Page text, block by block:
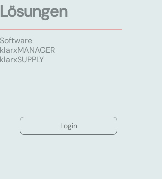
Lösungen
Software
klarxMANAGER
klarxSUPPLY
Login